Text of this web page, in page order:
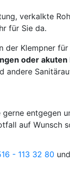
verkalkte
für Sie da.
Klempner für
oder
andere
entgegen
auf Wunsch
- 113 32 80